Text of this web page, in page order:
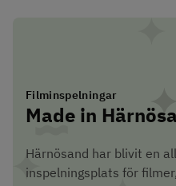
Filminspelningar
Made in
Härnösand har blivit en
inspelningsplats för